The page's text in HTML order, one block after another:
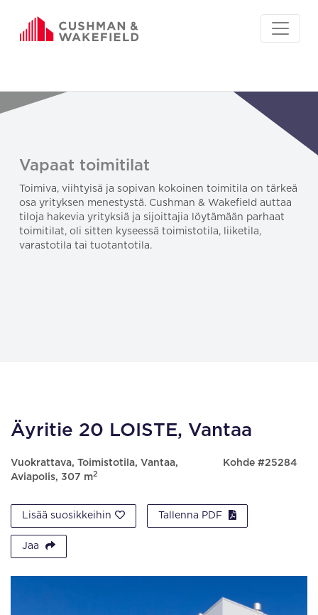
Vapaat toimitilat
Toimiva, viihtyisä ja sopivan kokoinen toimitila on tärkeä
osa yrityksen menestystä. Cushman & Wakefield auttaa
tiloja hakevia yrityksiä ja sijoittajia löytämään parhaat
toimitilat, oli sitten kyseessä toimistotila, liiketila,
varastotila tai tuotantotila.
Äyritie 20 LOISTE, Vantaa
Vuokrattava, Toimistotila, Vantaa,
Aviapolis, 307 m2
Kohde #25284
Lisää suosikkeihin Tallenna PDF
Jaa